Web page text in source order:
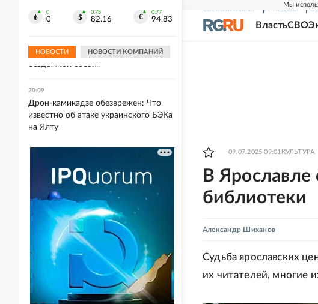
Мы
СВЕЖИЙ НОМЕР РГ-НЕДЕЛЯ
ВластьСВО
09.07.2025 09:01 КУЛЬТУРА
В Ярославле
библиотеки
Александр Шиханов
Судьба ярославских
их читателей, многие
0
0
0.75
82.16
0.77
94.83
НОВОСТИ НОВОСТИ КОМПАНИЙ
оштрафовали за нападение
бездомной собаки
20:09
Дрон-камикадзе обезврежен: Что
известно об атаке украинского БЭКа
на Ялту